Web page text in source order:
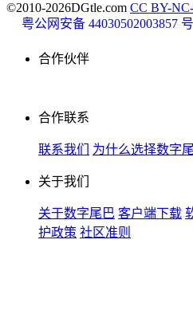
©2010-2026DGtle.com CC BY-
粤公网安备 44030502003857 号
合作伙伴
合作联系
联系我们 为什么选择数字尾
关于我们
关于数字尾巴 客户端下载
护政策 社区准则